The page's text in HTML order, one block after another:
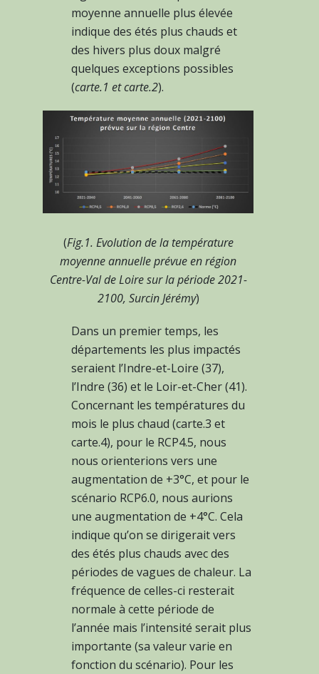
moyenne annuelle plus élevée
indique des étés plus chauds et
des hivers plus doux malgré
quelques exceptions possibles
(carte.1 et carte.2).
(Fig.1. Evolution de la température
moyenne annuelle prévue en région
Centre-Val de Loire sur la période 2021-
2100, Surcin Jérémy)
Dans un premier temps, les
départements les plus impactés
seraient l’Indre-et-Loire (37),
l’Indre (36) et le Loir-et-Cher (41).
Concernant les températures du
mois le plus chaud (carte.3 et
carte.4), pour le RCP4.5, nous
nous orienterions vers une
augmentation de +3°C, et pour le
scénario RCP6.0, nous aurions
une augmentation de +4°C. Cela
indique qu’on se dirigerait vers
des étés plus chauds avec des
périodes de vagues de chaleur. La
fréquence de celles-ci resterait
normale à cette période de
l’année mais l’intensité serait plus
importante (sa valeur varie en
fonction du scénario). Pour les